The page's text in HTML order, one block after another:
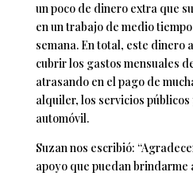
un poco de dinero extra que
en un trabajo de medio
semana. En total, este dinero
cubrir los gastos mensuales
atrasando en el pago de
alquiler, los servicios
automóvil.
Suzan nos escribió:
apoyo que puedan brindarme